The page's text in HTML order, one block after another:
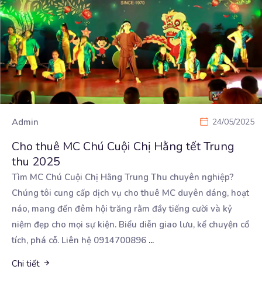
Admin 24/05/2025
Cho thuê MC Chú Cuội Chị Hằng tết Trung
thu 2025
Tìm MC Chú Cuội Chị Hằng Trung Thu chuyên nghiệp?
Chúng tôi cung cấp dịch vụ cho thuê MC duyên dáng, hoạt
náo, mang đến đêm hội trăng rằm đầy tiếng cười và kỷ
niệm đẹp cho mọi sự kiện. Biểu diễn giao lưu, kể chuyện cổ
tích, phá cỗ. Liên hệ 0914700896 ...
Chi tiết